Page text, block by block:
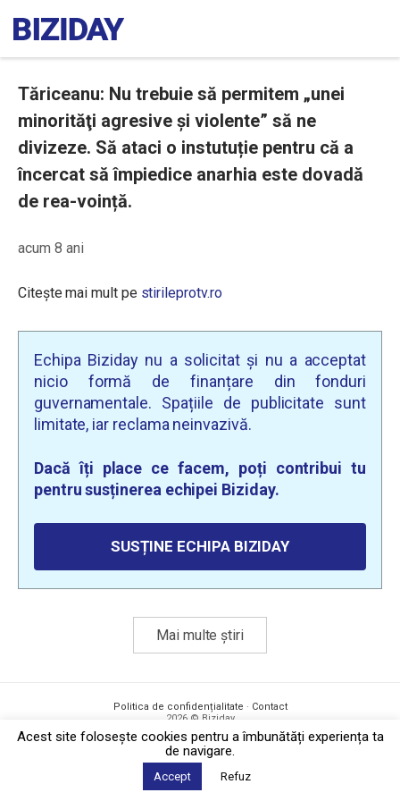
Tăriceanu: Nu trebuie să permitem „unei
minorităţi agresive şi violente” să ne
divizeze. Să ataci o instutuție pentru că a
încercat să împiedice anarhia este dovadă
de rea-voință.
acum 8 ani
Citește mai mult pe stirileprotv.ro
Echipa Biziday nu a solicitat și nu a acceptat
nicio formă de finanțare din fonduri
guvernamentale. Spațiile de publicitate sunt
limitate, iar reclama neinvazivă.
Dacă îți place ce facem, poți contribui tu
pentru susținerea echipei Biziday.
SUSȚINE ECHIPA BIZIDAY
Mai multe știri
Politica de confidențialitate · Contact
2026 © Biziday
Acest site foloseşte cookies pentru a îmbunătăți experiența ta
de navigare.
Accept Refuz